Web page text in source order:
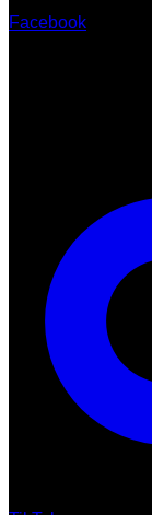
Facebook